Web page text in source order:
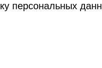
персональных